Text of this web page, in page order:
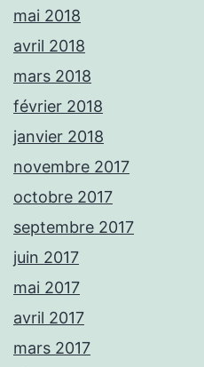
mai 2018
avril 2018
mars 2018
février 2018
janvier 2018
novembre 2017
octobre 2017
septembre 2017
juin 2017
mai 2017
avril 2017
mars 2017